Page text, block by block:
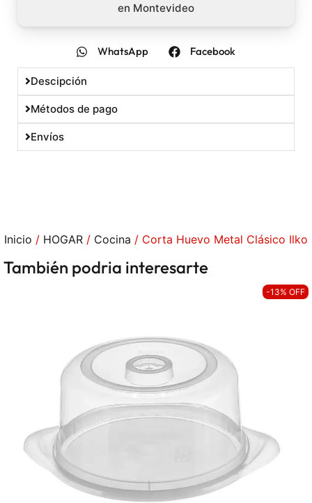
en Montevideo
WhatsApp Facebook
Descipción
Métodos de pago
Envíos
Inicio / HOGAR / Cocina / Corta Huevo Metal Clásico Ilko
También podria interesarte
-13% OFF